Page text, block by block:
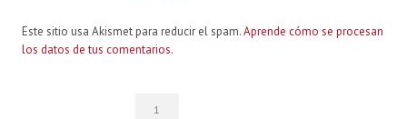
Este sitio usa Akismet para reducir el spam.Aprende cómo se procesan
los datos de tus comentarios.
1